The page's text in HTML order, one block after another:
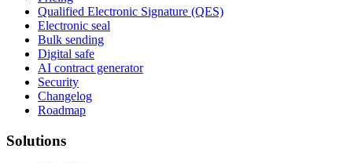
Qualified Electronic Signature (QES)
Electronic seal
Bulk sending
Digital safe
AI contract generator
Security
Changelog
Roadmap
Solutions